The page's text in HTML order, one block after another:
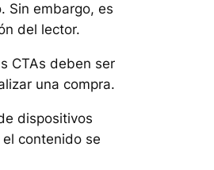
Sin embargo, es
del lector.
CTAs deben ser
una compra.
dispositivos
contenido se